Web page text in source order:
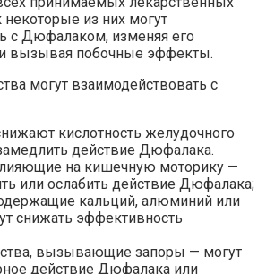
некоторые из них могут
с Дюфалаком, изменяя его
вызывая побочные эффекты.
могут взаимодействовать с
кислотность желудочного
действие Дюфалака.
на кишечную моторику —
или ослабить действие Дюфалака;
кальций, алюминий или
снижать эффективность
вызывающие запоры — могут
действие Дюфалака или